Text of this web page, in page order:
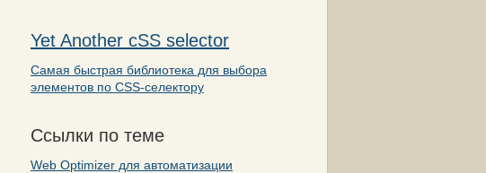
Yet Another cSS selector
Самая быстрая библиотека для выбора
элементов по CSS-селектору
Ссылки по теме
Web Optimizer для автоматизации